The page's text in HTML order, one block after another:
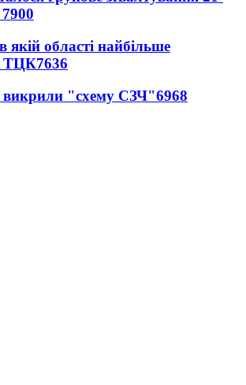
7900
якій області найбільше
ТЦК7636
"схему СЗЧ"6968